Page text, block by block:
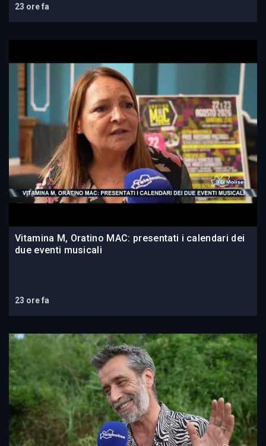
23 ore fa
Vitamina M, Oratino MAC: presentati i calendari dei
due eventi musicali
23 ore fa